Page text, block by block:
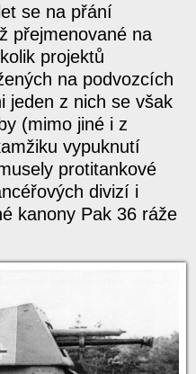
se na přání
přejmenované na
projektů
na podvozcích
jeden z nich se však
(mimo jiné i z
vypuknutí
protitankové
divizí i
kanony Pak 36 ráže